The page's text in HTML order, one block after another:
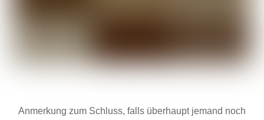
Anmerkung zum Schluss, falls überhaupt jemand noch